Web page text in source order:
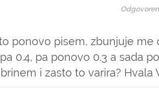
ponovo pisem, zbunjuje me
0.4, pa ponovo 0.3 a sada
i zasto to varira? Hvala